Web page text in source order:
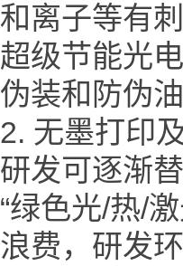
和离子等有
超级节能光
伪装和防伪
2. 无墨打印
研发可逐渐
“绿色光/热/
浪费，研发